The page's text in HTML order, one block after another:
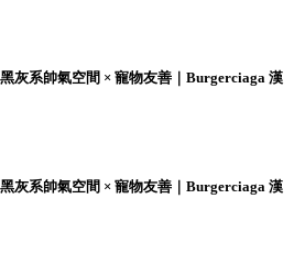
灰系帥氣空間 × 寵物友善｜Burgerciaga 漢
灰系帥氣空間 × 寵物友善｜Burgerciaga 漢